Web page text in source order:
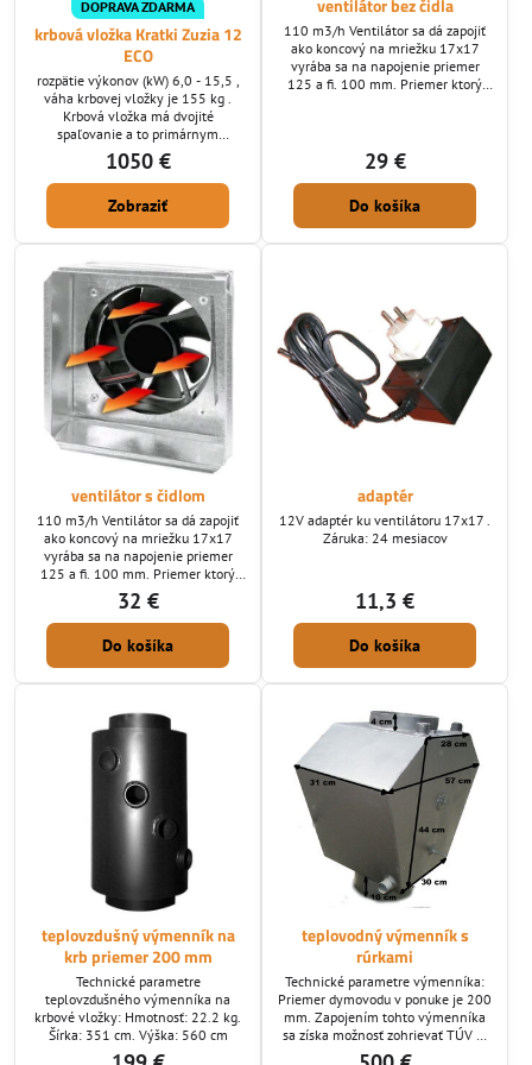
DOPRAVA ZDARMA
krbová vložka Kratki Zuzia 12
ECO
rozpätie výkonov (kW) 6,0 - 15,5 ,
váha krbovej vložky je 155 kg .
Krbová vložka má dvojité
spaľovanie a to primárnym
systémom kde je vzduch privedený
pod rošt a sekundárny prívod
vzduchu je privedený od zadu
krbovej vložky . Krbová vložka
BImSchV 2.
1050 €
Zobraziť
ventilátor bez čidla
110 m3/h Ventilátor sa dá zapojiť
ako koncový na mriežku 17x17
vyrába sa na napojenie priemer
125 a fi. 100 mm. Priemer ktorý
29 €
Do košíka
ventilátor s čidlom
110 m3/h Ventilátor sa dá zapojiť
ako koncový na mriežku 17x17
vyrába sa na napojenie priemer
125 a fi. 100 mm. Priemer ktorý
potrebujete nám zadajte do
poznámky pri vyplňovaní
objednávky.
32 €
Do košíka
adaptér
12V adaptér ku ventilátoru 17x17 .
Záruka: 24 mesiacov
11,3 €
Do košíka
teplovzdušný výmenník na
krb priemer 200 mm
Technické parametre
teplovzdušného výmenníka na
krbové vložky: Hmotnosť: 22.2 kg.
Šírka: 351 cm. Výška: 560 cm
teplovodný výmenník s
rúrkami
Technické parametre výmenníka:
Priemer dymovodu v ponuke je 200
mm. Zapojením tohto výmenníka
sa získa možnosť zohrievať TÚV aj
bežnou krbovou vložkou.